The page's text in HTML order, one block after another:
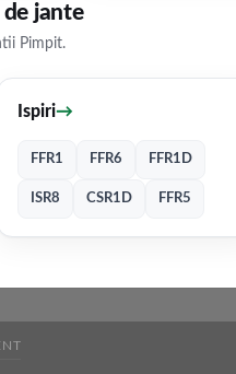
jante
Pimpit.
Ispiri→
FFR1 FFR6 FFR1D
ISR8 CSR1D FFR5